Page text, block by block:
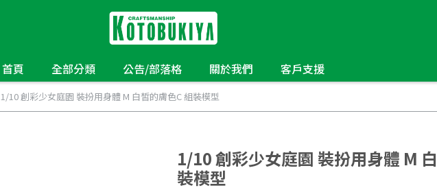
首頁 全部分類 公告/部落格 關於我們 客戶支援
1/10 創彩少女庭園 裝扮用身體 M 白皙的膚色C 組裝模型
1/10 創彩少女庭園 裝扮用身體 M
裝模型